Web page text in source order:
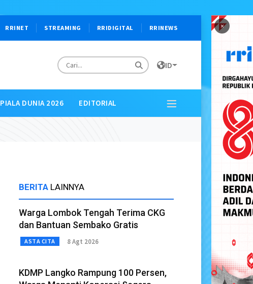
×
RRINET STREAMING RRIDIGITAL RRINEWS
ID
PIALA DUNIA 2026 EDITORIAL
BERITA LAINNYA
Warga Lombok Tengah Terima CKG
dan Bantuan Sembako Gratis
ASTA CITA 8 Agt 2026
KDMP Langko Rampung 100 Persen,